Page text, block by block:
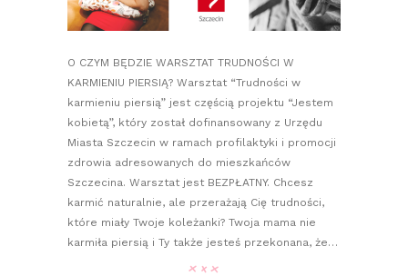
O CZYM BĘDZIE WARSZTAT TRUDNOŚCI W
KARMIENIU PIERSIĄ? Warsztat “Trudności w
karmieniu piersią” jest częścią projektu “Jestem
kobietą”, który został dofinansowany z Urzędu
Miasta Szczecin w ramach profilaktyki i promocji
zdrowia adresowanych do mieszkańców
Szczecina. Warsztat jest BEZPŁATNY. Chcesz
karmić naturalnie, ale przerażają Cię trudności,
które miały Twoje koleżanki? Twoja mama nie
karmiła piersią i Ty także jesteś przekonana, że…